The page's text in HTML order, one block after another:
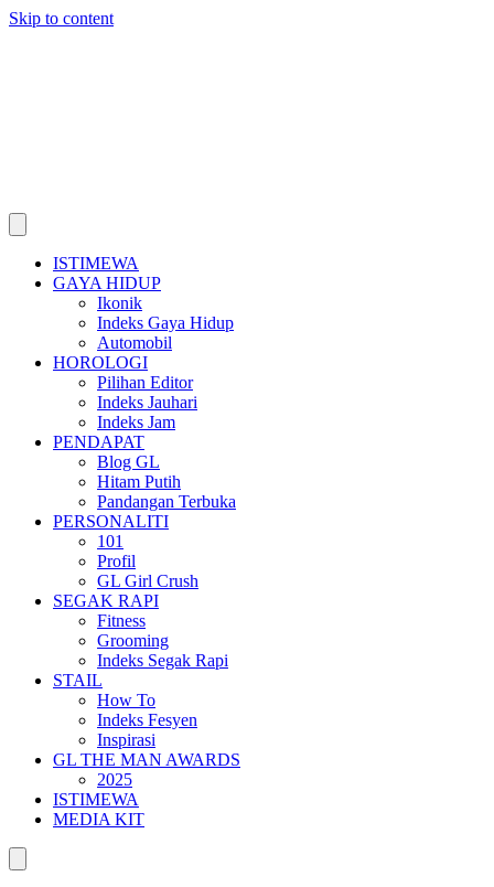
Skip to content
ISTIMEWA
GAYA HIDUP
Ikonik
Indeks Gaya Hidup
Automobil
HOROLOGI
Pilihan Editor
Indeks Jauhari
Indeks Jam
PENDAPAT
Blog GL
Hitam Putih
Pandangan Terbuka
PERSONALITI
101
Profil
GL Girl Crush
SEGAK RAPI
Fitness
Grooming
Indeks Segak Rapi
STAIL
How To
Indeks Fesyen
Inspirasi
GL THE MAN AWARDS
2025
ISTIMEWA
MEDIA KIT